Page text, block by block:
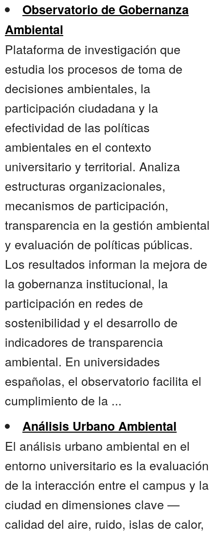
Observatorio de Gobernanza
Ambiental
Plataforma de investigación que
estudia los procesos de toma de
decisiones ambientales, la
participación ciudadana y la
efectividad de las políticas
ambientales en el contexto
universitario y territorial. Analiza
estructuras organizacionales,
mecanismos de participación,
transparencia en la gestión ambiental
y evaluación de políticas públicas.
Los resultados informan la mejora de
la gobernanza institucional, la
participación en redes de
sostenibilidad y el desarrollo de
indicadores de transparencia
ambiental. En universidades
españolas, el observatorio facilita el
cumplimiento de la ...
Análisis Urbano Ambiental
El análisis urbano ambiental en el
entorno universitario es la evaluación
de la interacción entre el campus y la
ciudad en dimensiones clave —
calidad del aire, ruido, islas de calor,